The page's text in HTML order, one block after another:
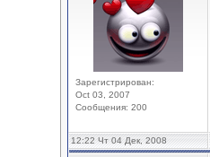
Зарегистрирован:
Oct 03, 2007
Сообщения: 200
12:22 Чт 04 Дек, 2008